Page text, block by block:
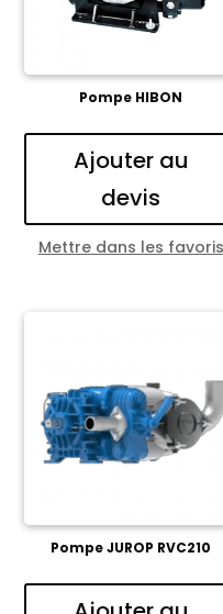
Pompe HIBON
Ajouter au
devis
Mettre dans les favoris
Pompe JUROP RVC210